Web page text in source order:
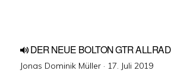
DER NEUE BOLTON GTR ALLRAD
Jonas Dominik Müller · Veröffentlicht
17. Juli 2019